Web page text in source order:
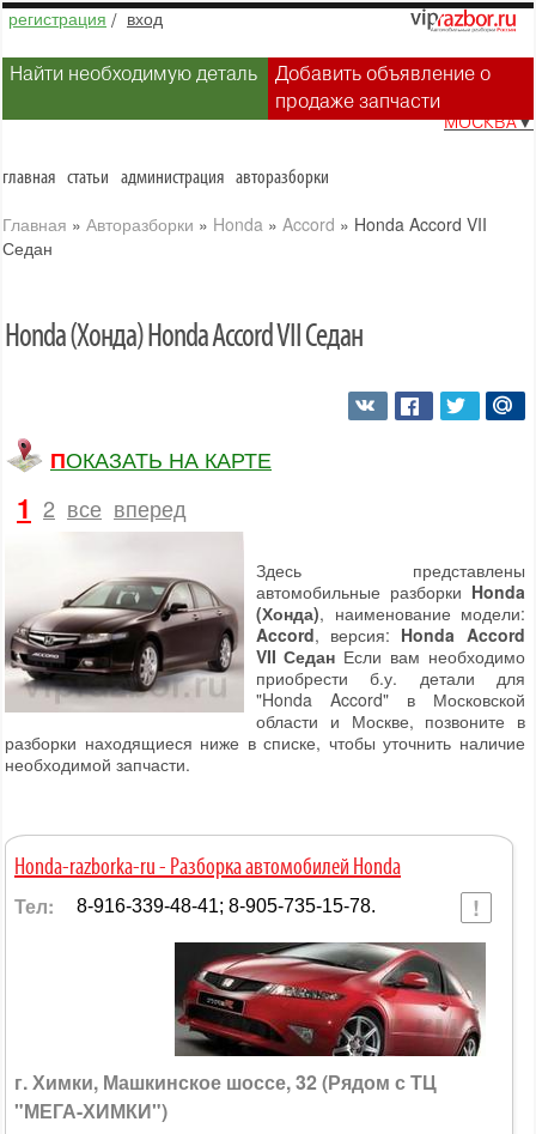
регистрация / вход
Найти необходимую деталь
Добавить объявление о
продаже запчасти
МОСКВА▼
главная статьи администрация авторазборки
Главная » Авторазборки » Honda » Accord » Honda Accord VII
Седан
Honda (Хонда) Honda Accord VII Седан
ПОКАЗАТЬ НА КАРТЕ
1 2 все вперед
Здесь представлены
автомобильные разборки Honda
(Хонда), наименование модели:
Accord, версия: Honda Accord
VII Седан Если вам необходимо
приобрести б.у. детали для
"Honda Accord" в Московской
области и Москве, позвоните в
разборки находящиеся ниже в списке, чтобы уточнить наличие
необходимой запчасти.
Honda-razborka-ru - Разборка автомобилей Honda
Тел: 8-916-339-48-41; 8-905-735-15-78.
г. Химки, Машкинское шоссе, 32 (Рядом с ТЦ
"МЕГА-ХИМКИ")